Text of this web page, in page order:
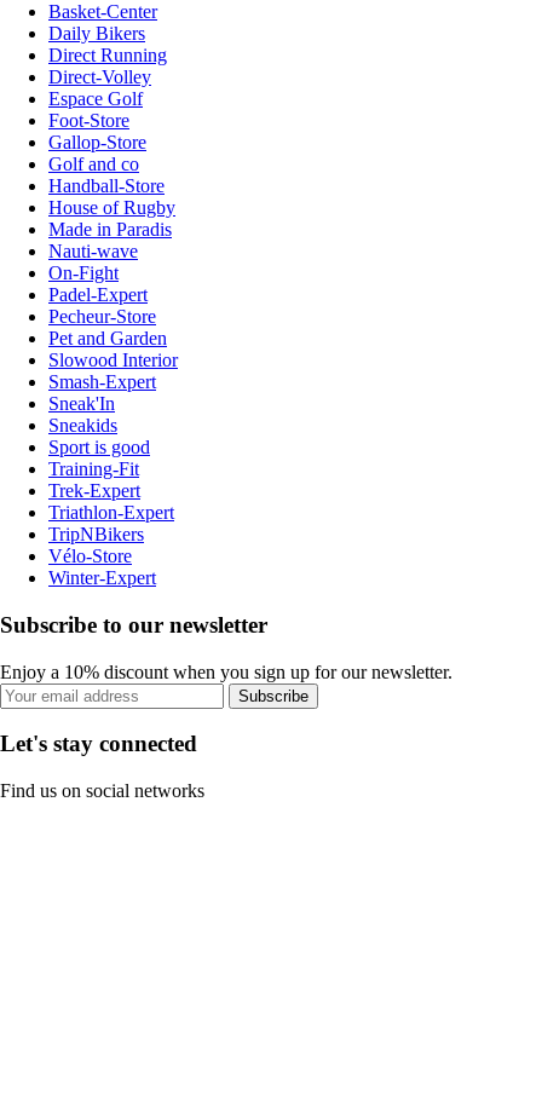
Basket-Center
Daily Bikers
Direct Running
Direct-Volley
Espace Golf
Foot-Store
Gallop-Store
Golf and co
Handball-Store
House of Rugby
Made in Paradis
Nauti-wave
On-Fight
Padel-Expert
Pecheur-Store
Pet and Garden
Slowood Interior
Smash-Expert
Sneak'In
Sneakids
Sport is good
Training-Fit
Trek-Expert
Triathlon-Expert
TripNBikers
Vélo-Store
Winter-Expert
Subscribe to our newsletter
Enjoy a 10% discount when you sign up for our newsletter.
Subscribe
Let's stay connected
Find us on social networks